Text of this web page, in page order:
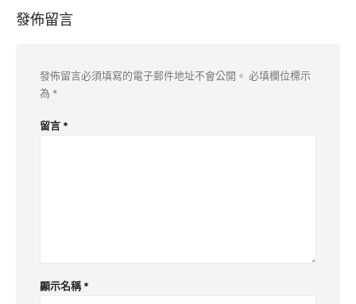
發佈留言
發佈留言必須填寫的電子郵件地址不會公開。 必填欄位標示
為 *
留言 *
顯示名稱*